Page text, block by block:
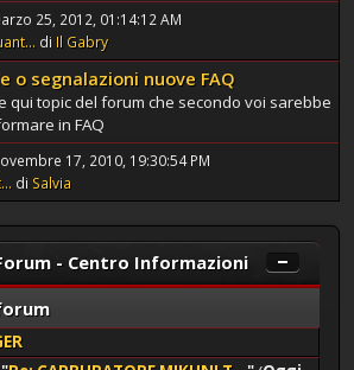
25, 2012, 01:14:12 AM
di Il Gabry
o segnalazioni nuove FAQ
qui topic del forum che secondo voi sarebbe
in FAQ
17, 2010, 19:30:54 PM
di Salvia
- Centro Informazioni